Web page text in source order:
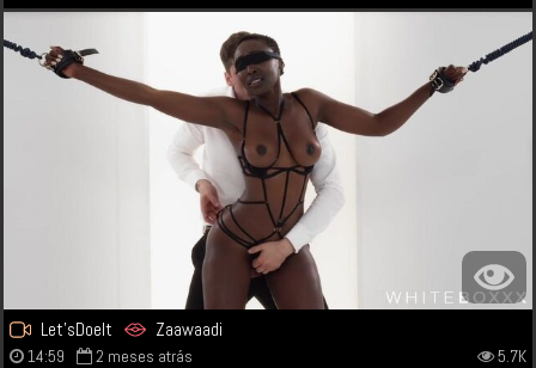
Let'sDoeIt Zaawaadi
14:59 2 meses atrás 5.7K